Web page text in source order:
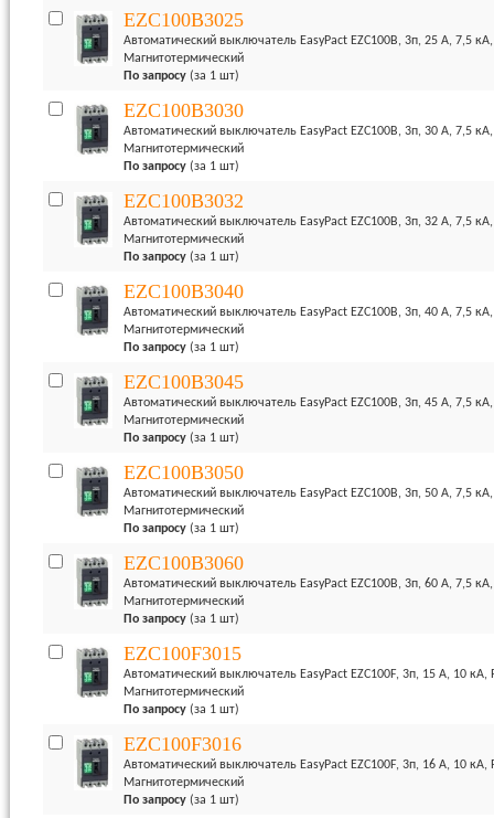
EZC100B3025
Автоматический выключатель EasyPact EZC100B, 3п, 25 А, 7,5
Магнитотермический
По запросу (за 1 шт)
EZC100B3030
Автоматический выключатель EasyPact EZC100B, 3п, 30 А, 7,5
Магнитотермический
По запросу (за 1 шт)
EZC100B3032
Автоматический выключатель EasyPact EZC100B, 3п, 32 А, 7,5
Магнитотермический
По запросу (за 1 шт)
EZC100B3040
Автоматический выключатель EasyPact EZC100B, 3п, 40 А, 7,5
Магнитотермический
По запросу (за 1 шт)
EZC100B3045
Автоматический выключатель EasyPact EZC100B, 3п, 45 А, 7,5
Магнитотермический
По запросу (за 1 шт)
EZC100B3050
Автоматический выключатель EasyPact EZC100B, 3п, 50 А, 7,5
Магнитотермический
По запросу (за 1 шт)
EZC100B3060
Автоматический выключатель EasyPact EZC100B, 3п, 60 А, 7,5
Магнитотермический
По запросу (за 1 шт)
EZC100F3015
Автоматический выключатель EasyPact EZC100F, 3п, 15 А, 10 кА,
Магнитотермический
По запросу (за 1 шт)
EZC100F3016
Автоматический выключатель EasyPact EZC100F, 3п, 16 А, 10 кА,
Магнитотермический
По запросу (за 1 шт)